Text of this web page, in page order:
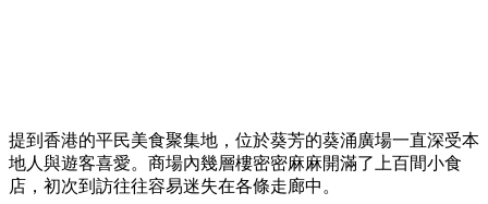
提到香港的平民美食聚集地，位於葵芳的葵涌廣場一直深受本
地人與遊客喜愛。商場內幾層樓密密麻麻開滿了上百間小食
店，初次到訪往往容易迷失在各條走廊中。